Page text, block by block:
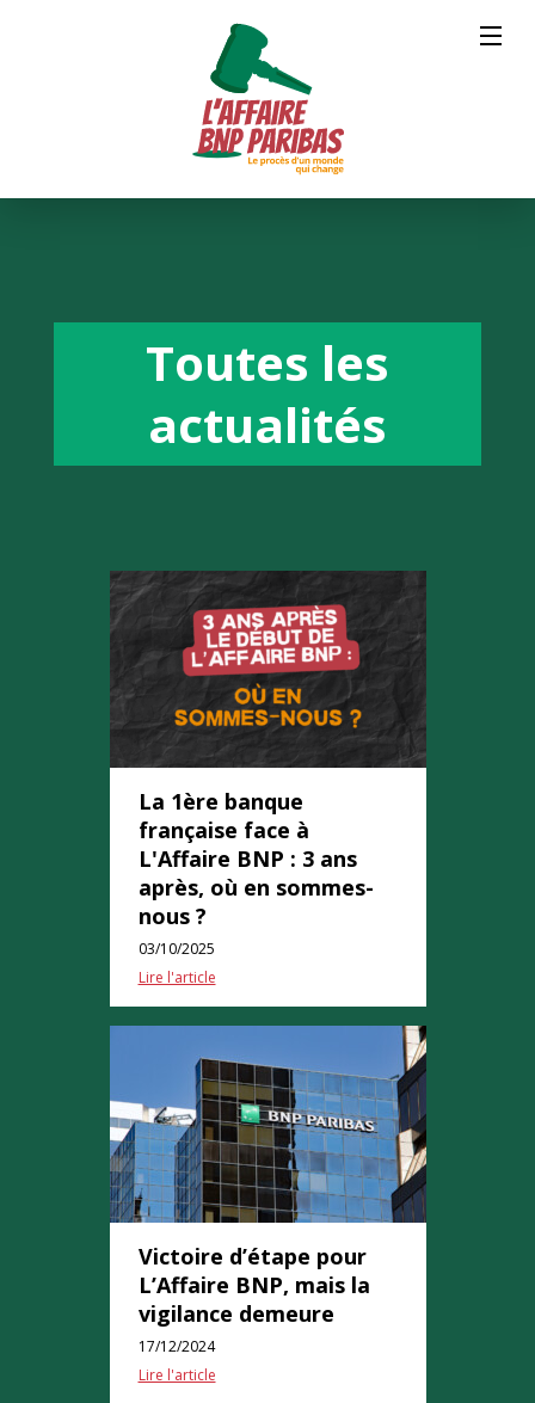
Toutes les
actualités
La 1ère banque
française face à
L'Affaire BNP : 3 ans
après, où en sommes-
nous ?
03/10/2025
Lire l'article
Victoire d’étape pour
L’Affaire BNP, mais la
vigilance demeure
17/12/2024
Lire l'article